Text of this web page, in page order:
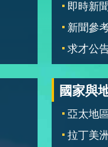
即時新
新聞參
求才公
國家與
亞太地區
拉丁美